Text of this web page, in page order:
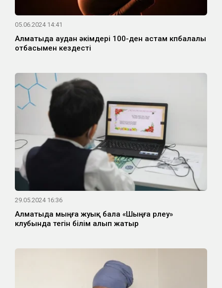
05.06.2024 14:41
Алматыда аудан әкімдері 100-ден астам көпбалалы
отбасымен кездесті
29.05.2024 16:36
Алматыда мыңға жуық бала «Шыңға өрлеу»
клубында тегін білім алып жатыр